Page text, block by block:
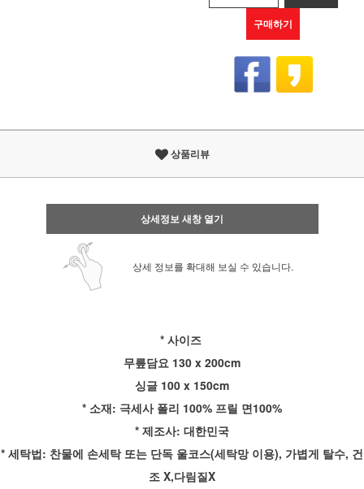
구매하기
상품리뷰
상세정보 새창 열기
상세 정보를 확대해 보실 수 있습니다.
* 사이즈
무릎담요 130 x 200cm
싱글 100 x 150cm
* 소재: 극세사 폴리 100% 프릴 면100%
* 제조사: 대한민국
* 세탁법: 찬물에 손세탁 또는 단독 울코스(세탁망 이용), 가볍게 탈수, 건
조 X,다림질X